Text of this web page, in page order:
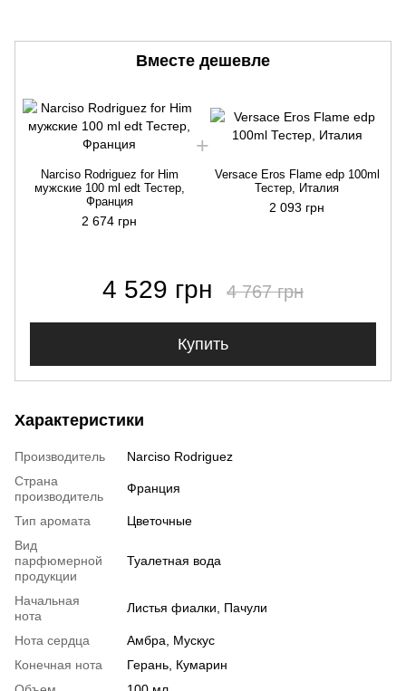
Вместе дешевле
Narciso Rodriguez for Him
мужские 100 ml edt Тестер,
Франция
2 674 грн
Versace Eros Flame edp 100ml
Тестер, Италия
2 093 грн
4 529 грн 4 767 грн
Купить
Характеристики
Производитель
Narciso Rodriguez
Страна
производитель
Франция
Тип аромата
Цветочные
Вид
парфюмерной
продукции
Туалетная вода
Начальная
нота
Листья фиалки, Пачули
Нота сердца
Амбра, Мускус
Конечная нота
Герань, Кумарин